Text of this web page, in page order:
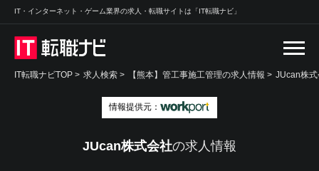
IT・インターネット・ゲーム業界の求人・転職サイトは「IT転職ナビ」
IT転職ナビTOP > 求人検索 > 【熊本】管工事施工管理の求人情報 > JUcan株
情報提供元：
JUcan株式会社の求人情報